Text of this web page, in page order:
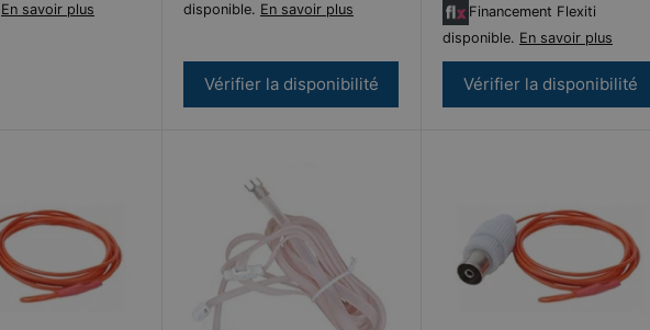
En savoir plus
disponible. En savoir plus
Vérifier la disponibilité
Financement Flexiti
disponible. En savoir plus
Vérifier la disponibilité